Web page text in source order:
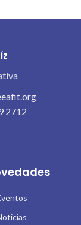
2712